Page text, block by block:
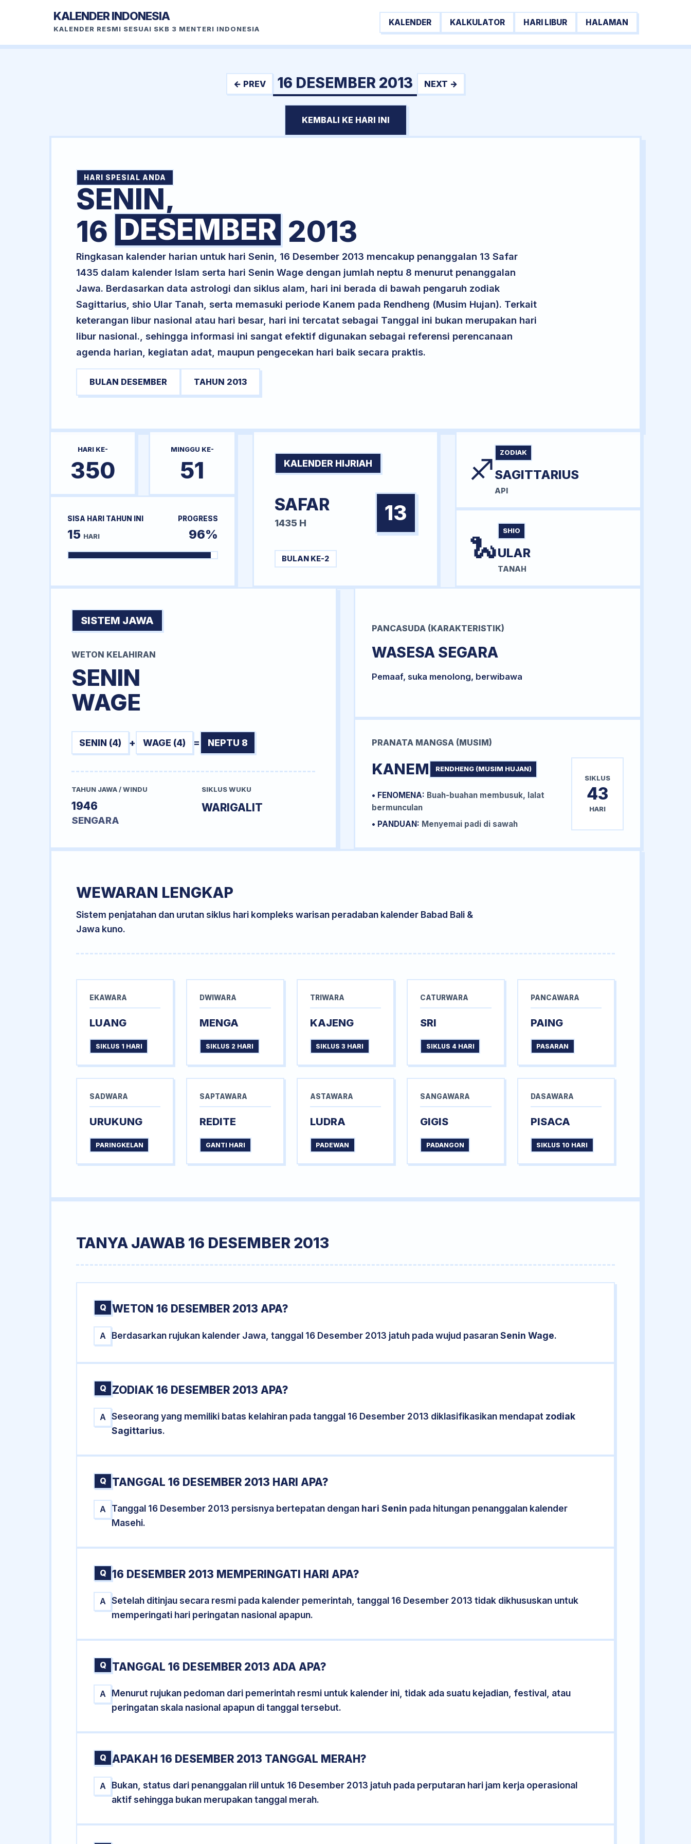
KALENDER INDONESIA
KALENDER RESMI SESUAI SKB 3 MENTERI INDONESIA
KALENDER KALKULATOR HARI LIBUR HALAMAN
← PREV 16 DESEMBER 2013 NEXT →
KEMBALI KE HARI INI
HARI SPESIAL ANDA
SENIN,
16 DESEMBER 2013
Ringkasan kalender harian untuk hari Senin, 16 Desember 2013 mencakup penanggalan 13 Safar
1435 dalam kalender Islam serta hari Senin Wage dengan jumlah neptu 8 menurut penanggalan
Jawa. Berdasarkan data astrologi dan siklus alam, hari ini berada di bawah pengaruh zodiak
Sagittarius, shio Ular Tanah, serta memasuki periode Kanem pada Rendheng (Musim Hujan). Terkait
keterangan libur nasional atau hari besar, hari ini tercatat sebagai Tanggal ini bukan merupakan hari
libur nasional., sehingga informasi ini sangat efektif digunakan sebagai referensi perencanaan
agenda harian, kegiatan adat, maupun pengecekan hari baik secara praktis.
BULAN DESEMBER TAHUN 2013
HARI KE-
350
MINGGU KE-
51
SISA HARI TAHUN INI
15 HARI
PROGRESS
96%
KALENDER HIJRIAH
SAFAR
1435 H 13
BULAN KE-2
♐ ZODIAK
SAGITTARIUS
API
🐍 SHIO
ULAR
TANAH
SISTEM JAWA
WETON KELAHIRAN
SENIN
WAGE
SENIN (4) + WAGE (4) = NEPTU 8
TAHUN JAWA / WINDU
1946
SENGARA
SIKLUS WUKU
WARIGALIT
PANCASUDA (KARAKTERISTIK)
WASESA SEGARA
Pemaaf, suka menolong, berwibawa
PRANATA MANGSA (MUSIM)
KANEM RENDHENG (MUSIM HUJAN)
• FENOMENA: Buah-buahan membusuk, lalat
bermunculan
• PANDUAN: Menyemai padi di sawah
SIKLUS
43
HARI
WEWARAN LENGKAP
Sistem penjatahan dan urutan siklus hari kompleks warisan peradaban kalender Babad Bali &
Jawa kuno.
EKAWARA
LUANG
SIKLUS 1 HARI
DWIWARA
MENGA
SIKLUS 2 HARI
TRIWARA
KAJENG
SIKLUS 3 HARI
CATURWARA
SRI
SIKLUS 4 HARI
PANCAWARA
PAING
PASARAN
SADWARA
URUKUNG
PARINGKELAN
SAPTAWARA
REDITE
GANTI HARI
ASTAWARA
LUDRA
PADEWAN
SANGAWARA
GIGIS
PADANGON
DASAWARA
PISACA
SIKLUS 10 HARI
TANYA JAWAB 16 DESEMBER 2013
Q WETON 16 DESEMBER 2013 APA?
A Berdasarkan rujukan kalender Jawa, tanggal 16 Desember 2013 jatuh pada wujud pasaranSenin Wage.
Q ZODIAK 16 DESEMBER 2013 APA?
A Seseorang yang memiliki batas kelahiran pada tanggal 16 Desember 2013 diklasifikasikan mendapat zodiak
Sagittarius.
Q TANGGAL 16 DESEMBER 2013 HARI APA?
A Tanggal 16 Desember 2013 persisnya bertepatan dengan hari Senin pada hitungan penanggalan kalender
Masehi.
Q 16 DESEMBER 2013 MEMPERINGATI HARI APA?
A Setelah ditinjau secara resmi pada kalender pemerintah, tanggal 16 Desember 2013 tidak dikhususkan untuk
memperingati hari peringatan nasional apapun.
Q TANGGAL 16 DESEMBER 2013 ADA APA?
A
Menurut rujukan pedoman dari pemerintah resmi untuk kalender ini, tidak ada suatu kejadian, festival, atau
peringatan skala nasional apapun di tanggal tersebut.
Q APAKAH 16 DESEMBER 2013 TANGGAL MERAH?
A
Bukan, status dari penanggalan riil untuk 16 Desember 2013 jatuh pada perputaran hari jam kerja operasional
aktif sehingga bukan merupakan tanggal merah.